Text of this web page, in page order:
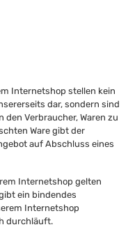
Internetshop stellen kein
dar, sondern sind
Verbraucher, Waren zu
Ware gibt der
auf Abschluss eines
Internetshop gelten
ein bindendes
Internetshop
durchläuft.